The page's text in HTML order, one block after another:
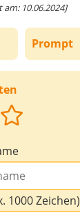
10.06.2024]
Prompt
1000 Zeichen)